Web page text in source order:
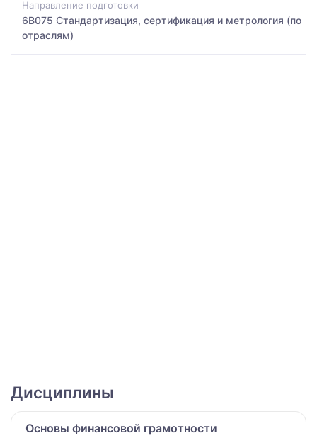
Направление подготовки
6B075 Стандартизация, сертификация и метрология (по
отраслям)
Дисциплины
Основы финансовой грамотности